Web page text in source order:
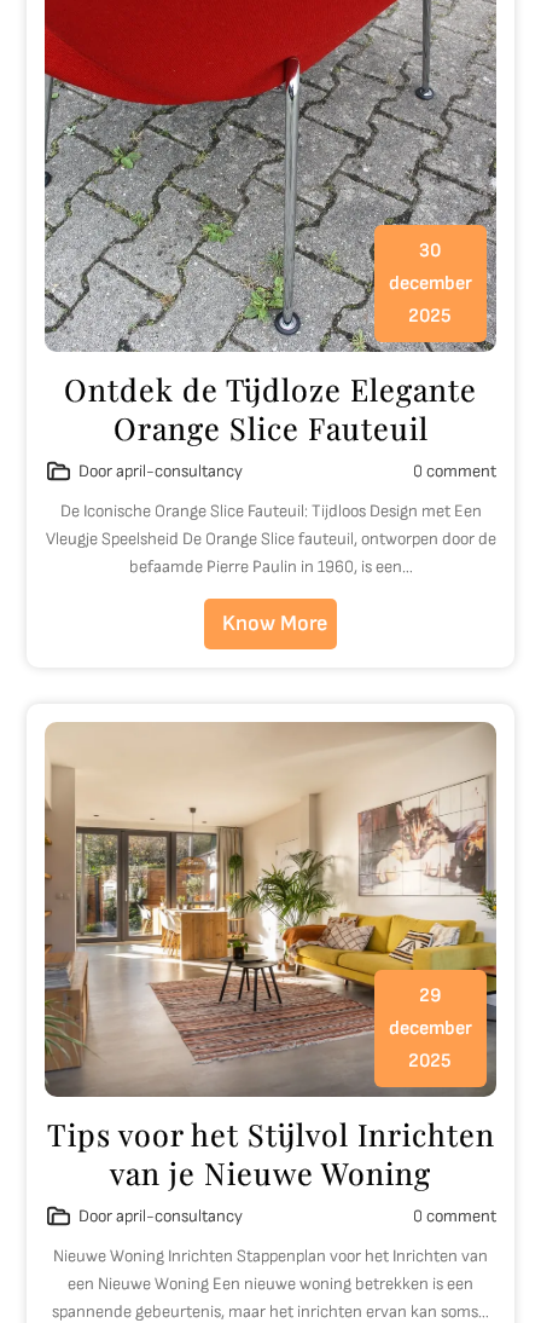
30
december
2025
Ontdek de Tijdloze Elegante
Orange Slice Fauteuil
Door april-consultancy
0 comment
De Iconische Orange Slice Fauteuil: Tijdloos Design met Een
Vleugje Speelsheid De Orange Slice fauteuil, ontworpen door de
befaamde Pierre Paulin in 1960, is een…
Know More
29
december
2025
Tips voor het Stijlvol Inrichten
van je Nieuwe Woning
Door april-consultancy
0 comment
Nieuwe Woning Inrichten Stappenplan voor het Inrichten van
een Nieuwe Woning Een nieuwe woning betrekken is een
spannende gebeurtenis, maar het inrichten ervan kan soms…